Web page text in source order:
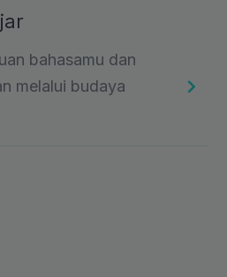
bahasamu dan
melalui budaya